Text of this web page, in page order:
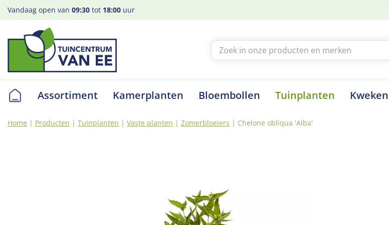
Ga
naar
Home Producten Tuinplanten Vaste planten Zomerbloeiers Chelone obliqua 'Alba'
Vandaag open van 09:30 tot 18:00 uur
Assortiment Kamerplanten Bloembollen Tuinplanten Kweken